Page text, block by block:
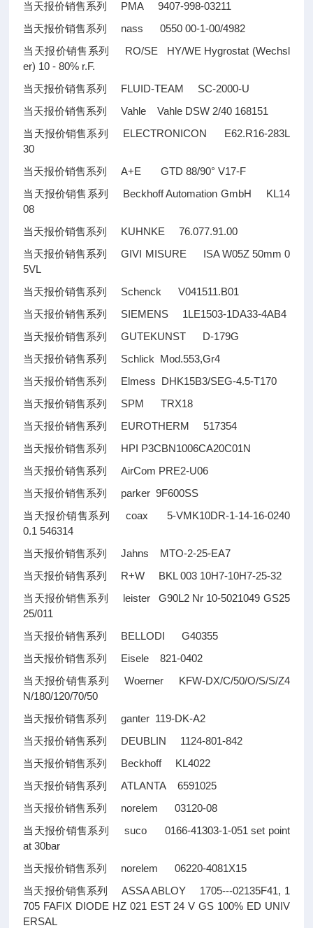
当天报价销售系列 PMA 9407-998-03211
当天报价销售系列 nass 0550 00-1-00/4982
当天报价销售系列 RO/SE HY/WE Hygrostat (Wechsl
er) 10 - 80% r.F.
当天报价销售系列 FLUID-TEAM SC-2000-U
当天报价销售系列 Vahle Vahle DSW 2/40 168151
当天报价销售系列 ELECTRONICON E62.R16-283L
30
当天报价销售系列 A+E GTD 88/90° V17-F
当天报价销售系列 Beckhoff Automation GmbH KL14
08
当天报价销售系列 KUHNKE 76.077.91.00
当天报价销售系列 GIVI MISURE ISA W05Z 50mm 0
5VL
当天报价销售系列 Schenck V041511.B01
当天报价销售系列 SIEMENS 1LE1503-1DA33-4AB4
当天报价销售系列 GUTEKUNST D-179G
当天报价销售系列 Schlick Mod.553,Gr4
当天报价销售系列 Elmess DHK15B3/SEG-4.5-T170
当天报价销售系列 SPM TRX18
当天报价销售系列 EUROTHERM 517354
当天报价销售系列 HPI P3CBN1006CA20C01N
当天报价销售系列 AirCom PRE2-U06
当天报价销售系列 parker 9F600SS
当天报价销售系列 coax 5-VMK10DR-1-14-16-0240
0.1 546314
当天报价销售系列 Jahns MTO-2-25-EA7
当天报价销售系列 R+W BKL 003 10H7-10H7-25-32
当天报价销售系列 leister G90L2 Nr 10-5021049 GS25
25/011
当天报价销售系列 BELLODI G40355
当天报价销售系列 Eisele 821-0402
当天报价销售系列 Woerner KFW-DX/C/50/O/S/S/Z4
N/180/120/70/50
当天报价销售系列 ganter 119-DK-A2
当天报价销售系列 DEUBLIN 1124-801-842
当天报价销售系列 Beckhoff KL4022
当天报价销售系列 ATLANTA 6591025
当天报价销售系列 norelem 03120-08
当天报价销售系列 suco 0166-41303-1-051 set point
at 30bar
当天报价销售系列 norelem 06220-4081X15
当天报价销售系列 ASSA ABLOY 1705---02135F41, 1
705 FAFIX DIODE HZ 021 EST 24 V GS 100% ED UNIV
ERSAL